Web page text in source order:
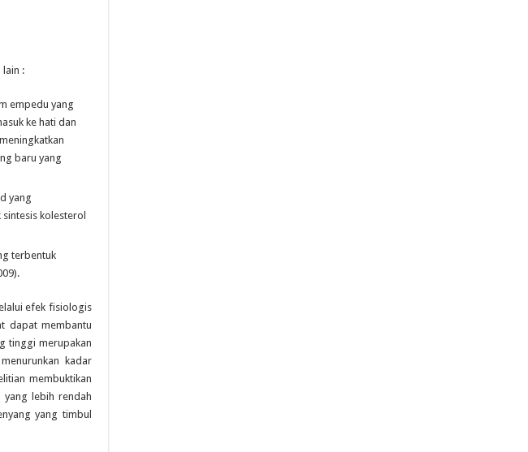
lain :
empedu yang
ke hati dan
baru yang
yang
kolesterol
terbentuk
efek fisiologis
dapat membantu
tinggi merupakan
kadar
membuktikan
lebih rendah
yang timbul